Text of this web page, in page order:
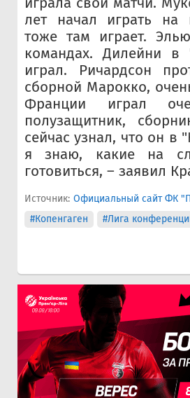
лет начал играть на
тоже там играет.
командах. Дилейни в
играл. Ричардсон
сборной Марокко,
Франции играл
полузащитник,
сейчас узнал, что он в
я знаю, какие на
готовиться, – заявил
Источник: Официальный сайт ФК
#Копенгаген
#Лига